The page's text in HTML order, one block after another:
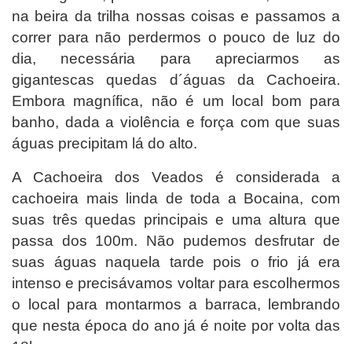
na beira da trilha nossas coisas e passamos a
correr para não perdermos o pouco de luz do
dia, necessária para apreciarmos as
gigantescas quedas d´águas da Cachoeira.
Embora magnífica, não é um local bom para
banho, dada a violência e força com que suas
águas precipitam lá do alto.
A Cachoeira dos Veados é considerada a
cachoeira mais linda de toda a Bocaina, com
suas três quedas principais e uma altura que
passa dos 100m. Não pudemos desfrutar de
suas águas naquela tarde pois o frio já era
intenso e precisávamos voltar para escolhermos
o local para montarmos a barraca, lembrando
que nesta época do ano já é noite por volta das